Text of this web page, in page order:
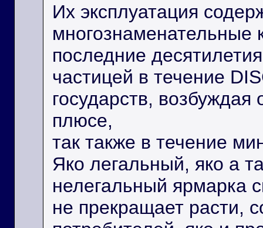
Их эксплуатация
многознаменательные
последние
частицей в течение
государств,
плюсе,
так также в течение
Яко легальный, яко а
нелегальный ярмарка
не прекращает расти,